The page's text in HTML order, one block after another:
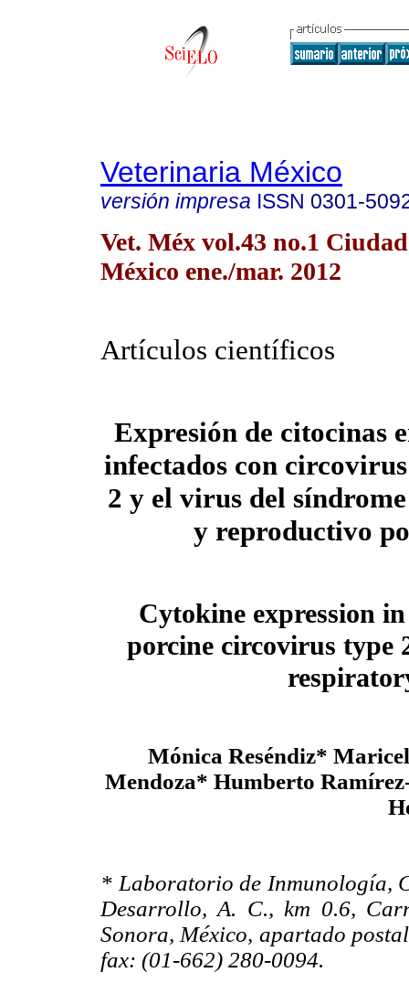
Veterinaria México
versión impresa ISSN 0301-
Vet. Méx vol.43 no.1
México ene./mar. 2012
Artículos científicos
Expresión de citocinas
infectados con
2 y el virus del
y reproductivo
Cytokine expression
porcine circovirus type
Mónica Reséndiz*
Mendoza* Humberto
* Laboratorio de Inmunología,
Desarrollo, A. C., km 0.6,
Sonora, México, apartado
fax: (01-662) 280-0094.